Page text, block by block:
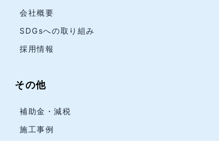
会社概要
SDGsへの取り組み
採用情報
その他
補助金・減税
施工事例